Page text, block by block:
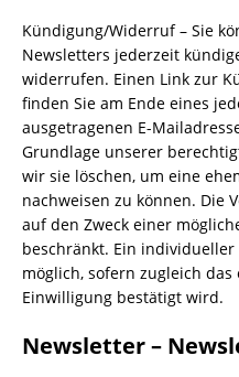
Kündigung/Widerruf – Sie
Newsletters jederzeit
widerrufen. Einen Link zur
finden Sie am Ende eines
ausgetragenen E-
Grundlage unserer
wir sie löschen, um eine
nachweisen zu können. Die
auf den Zweck einer
beschränkt. Ein
möglich, sofern zugleich
Einwilligung bestätigt wird.
Newsletter –